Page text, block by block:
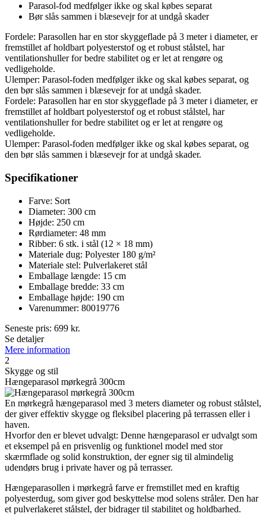
Parasol-fod medfølger ikke og skal købes separat
Bør slås sammen i blæsevejr for at undgå skader
Fordele: Parasollen har en stor skyggeflade på 3 meter i diameter, er
fremstillet af holdbart polyesterstof og et robust stålstel, har
ventilationshuller for bedre stabilitet og er let at rengøre og
vedligeholde.
Ulemper: Parasol-foden medfølger ikke og skal købes separat, og
den bør slås sammen i blæsevejr for at undgå skader.
Fordele: Parasollen har en stor skyggeflade på 3 meter i diameter, er
fremstillet af holdbart polyesterstof og et robust stålstel, har
ventilationshuller for bedre stabilitet og er let at rengøre og
vedligeholde.
Ulemper: Parasol-foden medfølger ikke og skal købes separat, og
den bør slås sammen i blæsevejr for at undgå skader.
Specifikationer
Farve: Sort
Diameter: 300 cm
Højde: 250 cm
Rørdiameter: 48 mm
Ribber: 6 stk. i stål (12 × 18 mm)
Materiale dug: Polyester 180 g/m²
Materiale stel: Pulverlakeret stål
Emballage længde: 15 cm
Emballage bredde: 33 cm
Emballage højde: 190 cm
Varenummer: 80019776
Seneste pris: 699 kr.
Se detaljer
Mere information
2
Skygge og stil
Hængeparasol mørkegrå 300cm
En mørkegrå hængeparasol med 3 meters diameter og robust stålstel,
der giver effektiv skygge og fleksibel placering på terrassen eller i
haven.
Hvorfor den er blevet udvalgt: Denne hængeparasol er udvalgt som
et eksempel på en prisvenlig og funktionel model med stor
skærmflade og solid konstruktion, der egner sig til almindelig
udendørs brug i private haver og på terrasser.
Hængeparasollen i mørkegrå farve er fremstillet med en kraftig
polyesterdug, som giver god beskyttelse mod solens stråler. Den har
et pulverlakeret stålstel, der bidrager til stabilitet og holdbarhed.